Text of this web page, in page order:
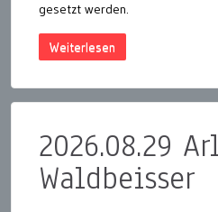
gesetzt werden.
Weiterlesen
2026.08.29
Waldbeisser